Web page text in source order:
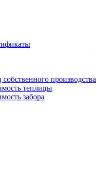
производства
теплицы
забора